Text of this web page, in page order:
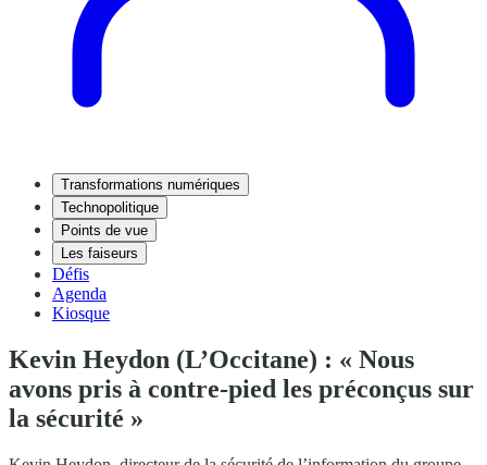
Transformations numériques
Technopolitique
Points de vue
Les faiseurs
Défis
Agenda
Kiosque
Kevin Heydon (L’Occitane) : « Nous
avons pris à contre-pied les préconçus sur
la sécurité »